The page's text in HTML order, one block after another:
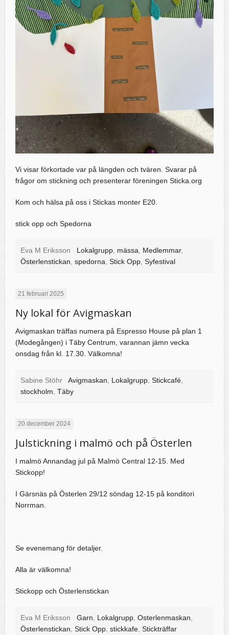
Vi visar förkortade var på längden och tvären. Svarar på
frågor om stickning och presenterar föreningen Sticka.org
Kom och hälsa på oss i Stickas monter E20.
stick opp och Spedorna
Eva M Eriksson Lokalgrupp, mässa, Medlemmar,
Österlenstickan, spedorna, Stick Opp, Syfestival
21 februari 2025
Ny lokal för Avigmaskan
Avigmaskan träffas numera på Espresso House på plan 1
(Modegången) i Täby Centrum, varannan jämn vecka
onsdag från kl. 17.30. Välkomna!
Sabine Stöhr Avigmaskan, Lokalgrupp, Stickcafé,
stockholm, Täby
20 december 2024
Julstickning i malmö och på Österlen
I malmö Annandag jul på Malmö Central 12-15. Med
Stickopp!
I Gärsnäs på Österlen 29/12 söndag 12-15 på konditori
Norrman.
Se evenemang för detaljer.
Alla är välkomna!
Stickopp och Österlenstickan
Eva M Eriksson Garn, Lokalgrupp, Osterlenmaskan,
Österlenstickan, Stick Opp, stickkafe, Stickträffar